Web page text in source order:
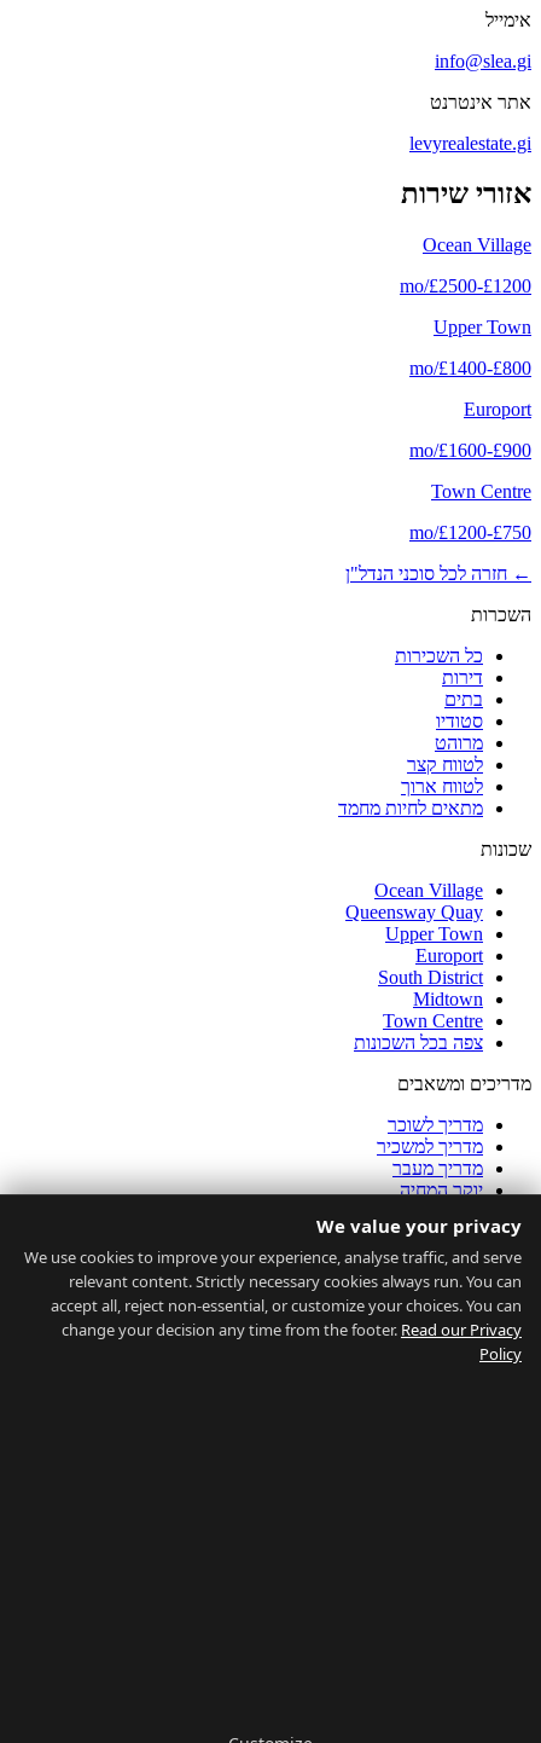
אימייל
info@slea.gi
אתר אינטרנט
levyrealestate.gi
אזורי שירות
Ocean Village
£1200
-
£2500
/mo
Upper Town
£800
-
£1400
/mo
Europort
£900
-
£1600
/mo
Town Centre
£750
-
£1200
/mo
← חזרה לכל סוכני הנדל"ן
השכרות
כל השכירות
דירות
בתים
סטודיו
מרוהט
לטווח קצר
לטווח ארוך
מתאים לחיות מחמד
שכונות
Ocean Village
Queensway Quay
Upper Town
Europort
South District
Midtown
Town Centre
צפה בכל השכונות
מדריכים ומשאבים
מדריך לשוכר
מדריך למשכיר
מדריך מעבר
יוקר המחיה
תחבורה
מחשבון יכולת הרכישה
נתוני שוק
אודות
אודות
We value your privacy
We use cookies to improve your experience, analyse traffic, and serve
relevant content. Strictly necessary cookies always run. You can
accept all, reject non-essential, or customize your choices. You can
change your decision any time from the footer. Read our Privacy
Policy